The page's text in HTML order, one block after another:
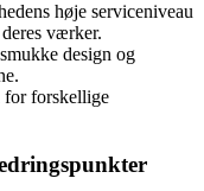
høje serviceniveau
værker.
design og
for forskellige